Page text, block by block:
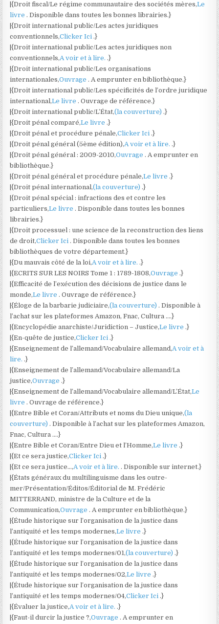
|{Droit fiscal/Le régime communautaire des sociétés mères,Le
livre. Disponible dans toutes les bonnes librairies.}
|{Droit international public/Les actes juridiques
conventionnels,Clicker Ici.}
|{Droit international public/Les actes juridiques non
conventionnels,A voir et à lire..}
|{Droit international public/Les organisations
internationales,Ouvrage. A emprunter en bibliothèque.}
|{Droit international public/Les spécificités de l’ordre juridique
international,Le livre. Ouvrage de référence.}
|{Droit international public/L’État,(la couverture).}
|{Droit pénal comparé,Le livre.}
|{Droit pénal et procédure pénale,Clicker Ici.}
|{Droit pénal général (5ème édition),A voir et à lire..}
|{Droit pénal général : 2009-2010,Ouvrage. A emprunter en
bibliothèque.}
|{Droit pénal général et procédure pénale,Le livre.}
|{Droit pénal international,(la couverture).}
|{Droit pénal spécial : infractions des et contre les
particuliers,Le livre. Disponible dans toutes les bonnes
librairies.}
|{Droit processuel : une science de la reconstruction des liens
de droit,Clicker Ici. Disponible dans toutes les bonnes
bibliothèques de votre département.}
|{Du mauvais côté de la loi,A voir et à lire..}
|{ECRITS SUR LES NOIRS Tome 1 : 1789-1808,Ouvrage.}
|{Efficacité de l’exécution des décisions de justice dans le
monde,Le livre. Ouvrage de référence.}
|{Éloge de la barbarie judiciaire,(la couverture). Disponible à
l’achat sur les plateformes Amazon, Fnac, Cultura ….}
|{Encyclopédie anarchiste/Juridiction – Justice,Le livre.}
|{En-quête de justice,Clicker Ici.}
|{Enseignement de l’allemand/Vocabulaire allemand,A voir et à
lire..}
|{Enseignement de l’allemand/Vocabulaire allemand/La
justice,Ouvrage.}
|{Enseignement de l’allemand/Vocabulaire allemand/L’État,Le
livre. Ouvrage de référence.}
|{Entre Bible et Coran/Attributs et noms du Dieu unique,(la
couverture). Disponible à l’achat sur les plateformes Amazon,
Fnac, Cultura ….}
|{Entre Bible et Coran/Entre Dieu et l’Homme,Le livre.}
|{Et ce sera justice,Clicker Ici.}
|{Et ce sera justice…,A voir et à lire.. Disponible sur internet.}
|{États généraux du multilinguisme dans les outre-
mer/Présentation/Éditos/Éditorial de M. Frédéric
MITTERRAND, ministre de la Culture et de la
Communication,Ouvrage. A emprunter en bibliothèque.}
|{Étude historique sur l’organisation de la justice dans
l’antiquité et les temps modernes,Le livre.}
|{Étude historique sur l’organisation de la justice dans
l’antiquité et les temps modernes/01,(la couverture).}
|{Étude historique sur l’organisation de la justice dans
l’antiquité et les temps modernes/02,Le livre.}
|{Étude historique sur l’organisation de la justice dans
l’antiquité et les temps modernes/04,Clicker Ici.}
|{Évaluer la justice,A voir et à lire..}
|{Faut-il durcir la justice ?,Ouvrage. A emprunter en